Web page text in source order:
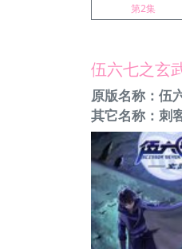
第2集
伍六七之玄
原版名称：伍
其它名称：刺